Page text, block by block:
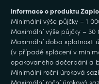
Informace o produktu
Minimální výše půjčky – 1
Maximální výše půjčky – 30
Maximální doba splatnosti
(v případě splácení v
opakovaného dočerpání a
Minimální roční úroková